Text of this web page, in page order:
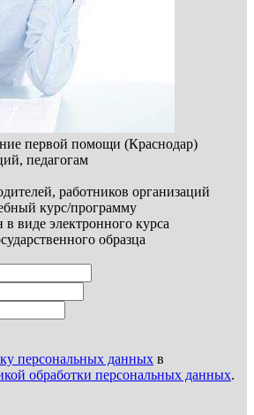
первой помощи (Краснодар)
педагогам
работников организаций
курс/программу
виде электронного курса
образца
персональных данных в
обработки персональных данных.